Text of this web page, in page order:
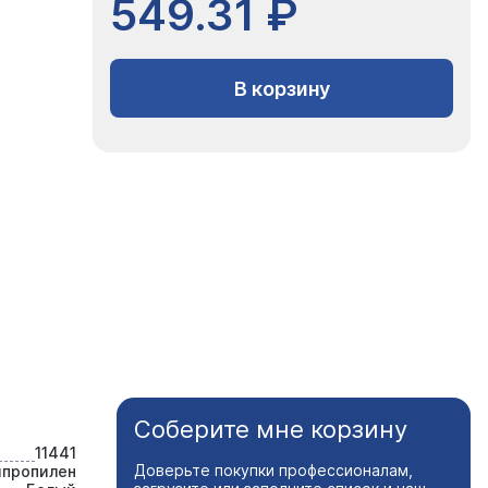
549.31 ₽
В корзину
11441
Соберите мне корзину
Доверьте покупки профессионалам,